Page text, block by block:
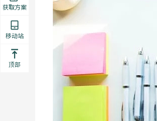
获取方案
移动站
顶部